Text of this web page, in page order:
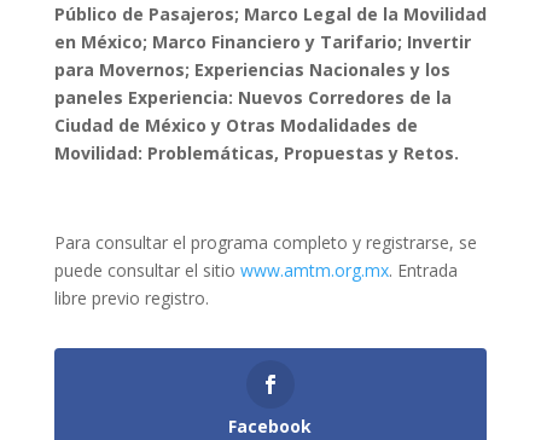
Público de Pasajeros; Marco Legal de la Movilidad
en México; Marco Financiero y Tarifario; Invertir
para Movernos; Experiencias Nacionales y los
paneles Experiencia: Nuevos Corredores de la
Ciudad de México y Otras Modalidades de
Movilidad: Problemáticas, Propuestas y Retos.
Para consultar el programa completo y registrarse, se
puede consultar el sitio www.amtm.org.mx. Entrada
libre previo registro.
Facebook